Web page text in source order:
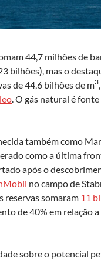
44,7 milhões de
bilhões), mas o
de 44,6 bilhões de m3
. O gás natural é
também como
como a última
após o
no campo de
reservas somaram 11
de 40% em relação
sobre o potencial